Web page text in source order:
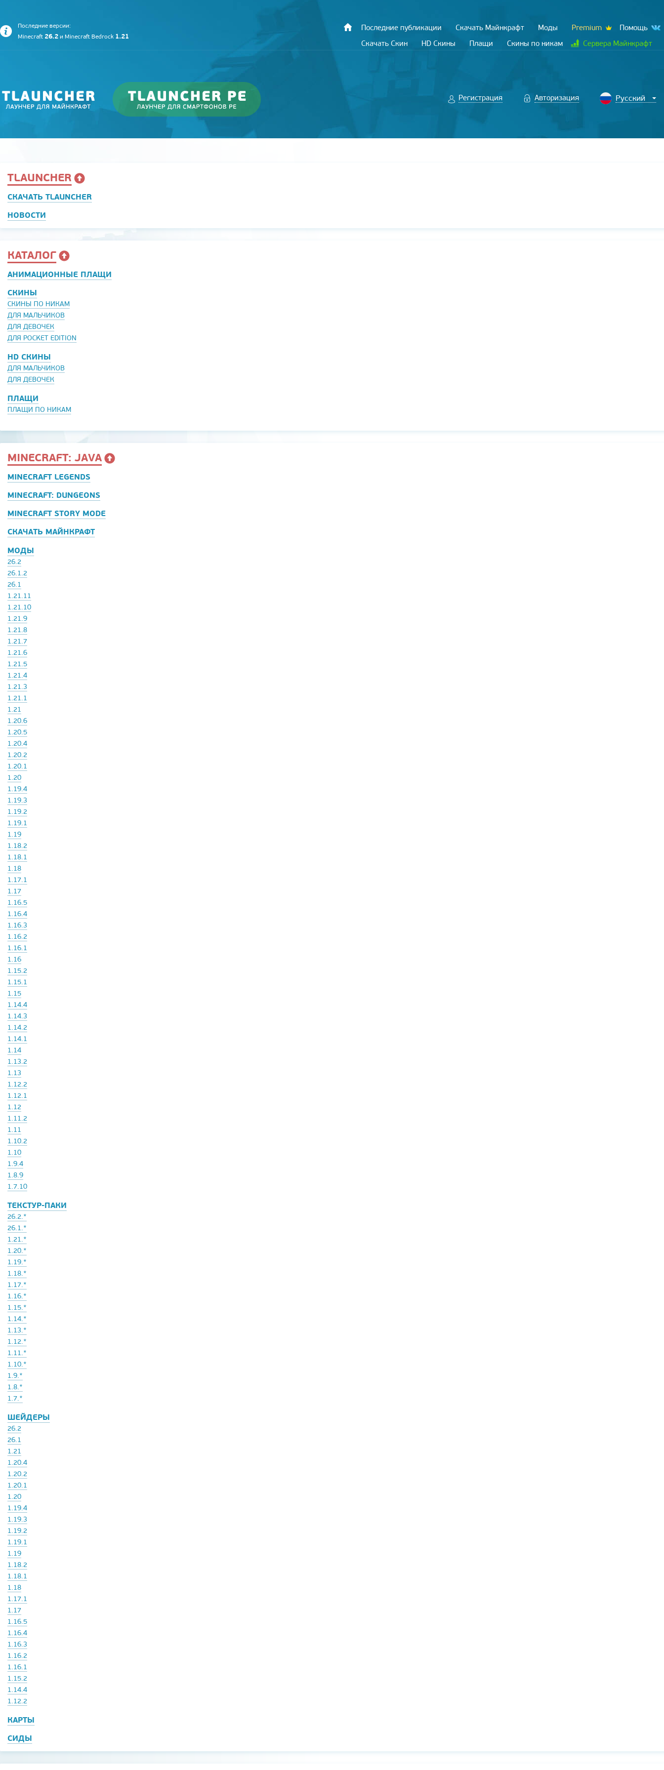
Последние версии:
Minecraft 26.2 и Minecraft Bedrock 1.21
Последние публикации Скачать Майнкрафт Моды Premium
Помощь
Скачать Скин
HD Скины Плащи Скины по никам Сервера Майнкрафт
Регистрация Авторизация
TLAUNCHER
СКАЧАТЬ TLAUNCHER
НОВОСТИ
КАТАЛОГ
АНИМАЦИОННЫЕ ПЛАЩИ
СКИНЫ
СКИНЫ ПО НИКАМ
ДЛЯ МАЛЬЧИКОВ
ДЛЯ ДЕВОЧЕК
ДЛЯ POCKET EDITION
HD СКИНЫ
ДЛЯ МАЛЬЧИКОВ
ДЛЯ ДЕВОЧЕК
ПЛАЩИ
ПЛАЩИ ПО НИКАМ
MINECRAFT: JAVA
MINECRAFT LEGENDS
MINECRAFT: DUNGEONS
MINECRAFT STORY MODE
СКАЧАТЬ МАЙНКРАФТ
МОДЫ
26.2
26.1.2
26.1
1.21.11
1.21.10
1.21.9
1.21.8
1.21.7
1.21.6
1.21.5
1.21.4
1.21.3
1.21.1
1.21
1.20.6
1.20.5
1.20.4
1.20.2
1.20.1
1.20
1.19.4
1.19.3
1.19.2
1.19.1
1.19
1.18.2
1.18.1
1.18
1.17.1
1.17
1.16.5
1.16.4
1.16.3
1.16.2
1.16.1
1.16
1.15.2
1.15.1
1.15
1.14.4
1.14.3
1.14.2
1.14.1
1.14
1.13.2
1.13
1.12.2
1.12.1
1.12
1.11.2
1.11
1.10.2
1.10
1.9.4
1.8.9
1.7.10
ТЕКСТУР-ПАКИ
26.2.*
26.1.*
1.21.*
1.20.*
1.19.*
1.18.*
1.17.*
1.16.*
1.15.*
1.14.*
1.13.*
1.12.*
1.11.*
1.10.*
1.9.*
1.8.*
1.7.*
ШЕЙДЕРЫ
26.2
26.1
1.21
1.20.4
1.20.2
1.20.1
1.20
1.19.4
1.19.3
1.19.2
1.19.1
1.19
1.18.2
1.18.1
1.18
1.17.1
1.17
1.16.5
1.16.4
1.16.3
1.16.2
1.16.1
1.15.2
1.14.4
1.12.2
КАРТЫ
СИДЫ